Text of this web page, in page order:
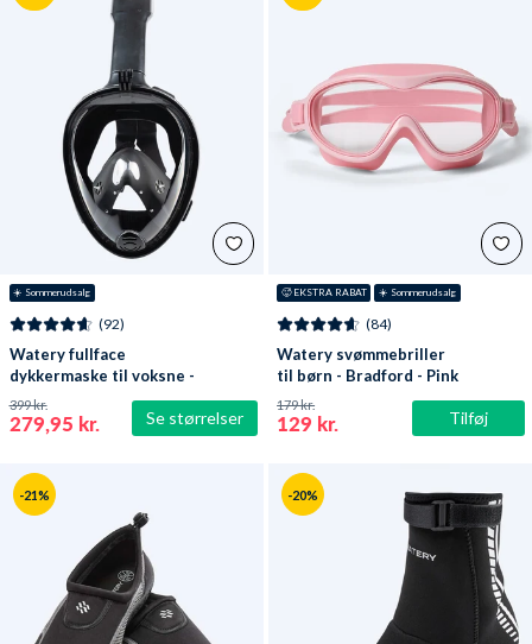
☀️ Sommerudsalg
Se størrelser
(92)
Watery fullface
dykkermaske til voksne -
Oxygen - Sort
279,95 kr.
399 kr.
🥵 EKSTRA RABAT ☀️ Sommerudsalg
Tilføj
(84)
Watery svømmebriller
til børn - Bradford - Pink
129 kr.
179 kr.
-21% -20%